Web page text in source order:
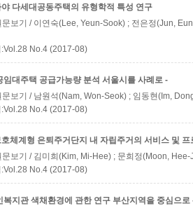
다세대공동주택의 유형학적 특성 연구
문보기 / 이연숙(Lee, Yeun-Sook) ; 전은정(Jun,
No.4 (2017-08)
대주택 공급가능량 분석 서울시를 사례로 -
문보기 / 남원석(Nam, Won-Seok) ; 임동현(Im,
No.4 (2017-08)
체계형 은퇴주거단지 내 자립주거의 서비스 및
문보기 / 김미희(Kim, Mi-Hee) ; 문희정(Moon, Hee-
No.4 (2017-08)
복지관 색채환경에 관한 연구 부산지역을 중심으로